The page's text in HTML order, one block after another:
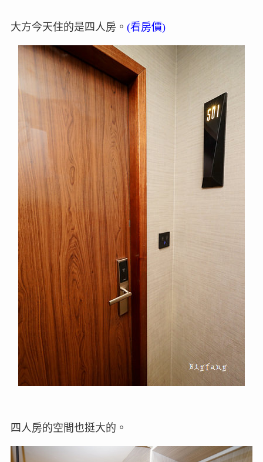
大方今天住的是四人房。 (看房價)
四人房的空間也挺大的。